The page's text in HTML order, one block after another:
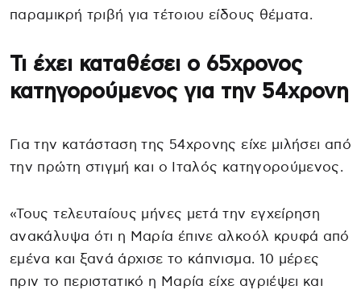
παραμικρή τριβή για τέτοιου είδους θέματα.
Τι έχει καταθέσει ο 65χρονος
κατηγορούμενος για την 54χρονη
Για την κατάσταση της 54χρονης είχε μιλήσει από
την πρώτη στιγμή και ο Ιταλός κατηγορούμενος.
«Τους τελευταίους μήνες μετά την εγχείρηση
ανακάλυψα ότι η Μαρία έπινε αλκοόλ κρυφά από
εμένα και ξανά άρχισε το κάπνισμα. 10 μέρες
πριν το περιστατικό η Μαρία είχε αγριέψει και